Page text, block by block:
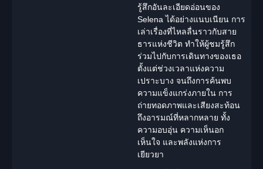
รู้สึกอันละเอียดอ่อนของ
Selena ได้อย่างแนบเนียน การ
เล่าเรื่องที่ไหลลื่นราวกับสาย
ธารแห่งชีวิต ทำให้ผู้ชมรู้สึก
ร่วมไปกับการเดินทางของเธอ
ตั้งแต่ช่วงเวลาแห่งความ
เปราะบาง จนถึงการค้นพบ
ความแข็งแกร่งภายใน การ
ถ่ายทอดภาพและเสียงสะท้อน
ถึงอารมณ์ที่หลากหลาย ทั้ง
ความอบอุ่น ความเห็นอก
เห็นใจ และพลังแห่งการ
เยียวยา